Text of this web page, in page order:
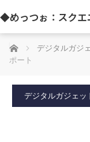
◆めっつぉ：スクエ
ホーム デジタルガジ
ポート
デジタルガジェッ